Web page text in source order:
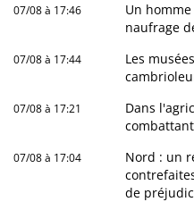
07/08 à 17:46
Un
naufrage
07/08 à 17:44
Les
07/08 à 17:21
Dans
07/08 à 17:04
Nord : un
de